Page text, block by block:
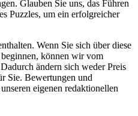
Glauben Sie uns, das Führen
Puzzles, um ein erfolgreicher
Wenn Sie sich über diese
können wir vom
ändern sich weder Preis
Sie. Bewertungen und
eigenen redaktionellen